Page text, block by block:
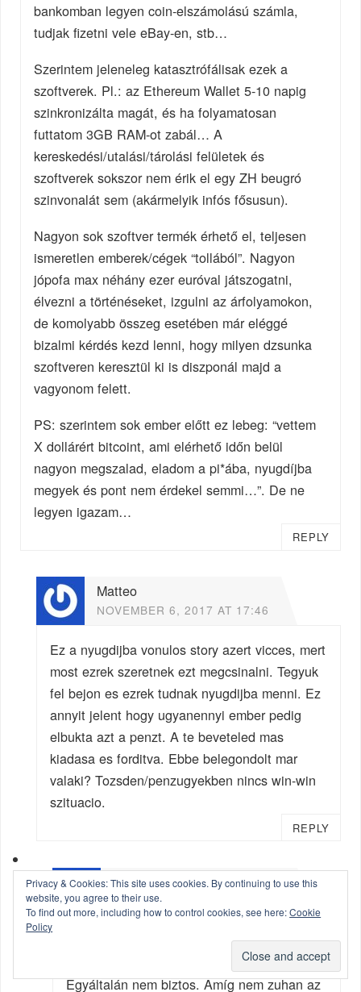
bankomban legyen coin-elszámolású számla,
tudjak fizetni vele eBay-en, stb…
Szerintem jeleneleg katasztrófálisak ezek a
szoftverek. Pl.: az Ethereum Wallet 5-10 napig
szinkronizálta magát, és ha folyamatosan
futtatom 3GB RAM-ot zabál… A
kereskedési/utalási/tárolási felületek és
szoftverek sokszor nem érik el egy ZH beugró
szinvonalát sem (akármelyik infós fősusun).
Nagyon sok szoftver termék érhető el, teljesen
ismeretlen emberek/cégek “tollából”. Nagyon
jópofa max néhány ezer euróval játszogatni,
élvezni a történéseket, izgulni az árfolyamokon,
de komolyabb összeg esetében már eléggé
bizalmi kérdés kezd lenni, hogy milyen dzsunka
szoftveren keresztül ki is diszponál majd a
vagyonom felett.
PS: szerintem sok ember előtt ez lebeg: “vettem
X dollárért bitcoint, ami elérhető időn belül
nagyon megszalad, eladom a pi*ába, nyugdíjba
megyek és pont nem érdekel semmi…”. De ne
legyen igazam…
REPLY
Matteo
NOVEMBER 6, 2017 AT 17:46
Ez a nyugdijba vonulos story azert vicces, mert
most ezrek szeretnek ezt megcsinalni. Tegyuk
fel bejon es ezrek tudnak nyugdijba menni. Ez
annyit jelent hogy ugyanennyi ember pedig
elbukta azt a penzt. A te beveteled mas
kiadasa es forditva. Ebbe belegondolt mar
valaki? Tozsden/penzugyekben nincs win-win
szituacio.
REPLY
S1M0N
NOVEMBER 7, 2017 AT 00:47
>Ez annyit jelent hogy ugyanennyi ember
Egyáltalán nem biztos. Amíg nem zuhan az
Privacy & Cookies: This site uses cookies. By continuing to use this
website, you agree to their use.
To find out more, including how to control cookies, see here:Cookie
Policy